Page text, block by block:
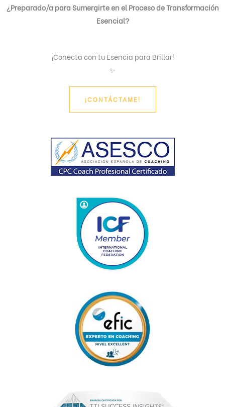
¿Preparado/a para Sumergirte en el Proceso de Transformación
Esencial?
¡Conecta con tu Esencia para Brillar!
✨
¡CONTÁCTAME!